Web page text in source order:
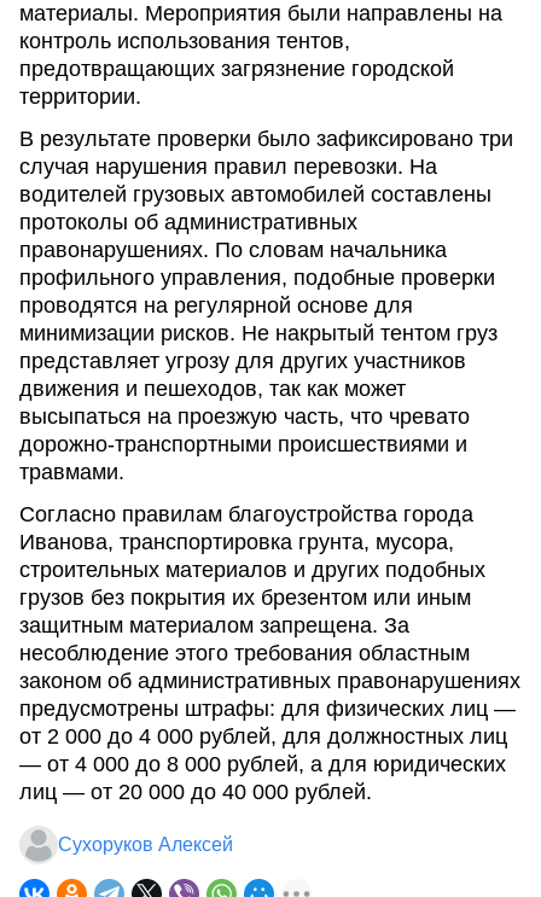
материалы. Мероприятия были направлены на
контроль использования тентов,
предотвращающих загрязнение городской
территории.
В результате проверки было зафиксировано три
случая нарушения правил перевозки. На
водителей грузовых автомобилей составлены
протоколы об административных
правонарушениях. По словам начальника
профильного управления, подобные проверки
проводятся на регулярной основе для
минимизации рисков. Не накрытый тентом груз
представляет угрозу для других участников
движения и пешеходов, так как может
высыпаться на проезжую часть, что чревато
дорожно-транспортными происшествиями и
травмами.
Согласно правилам благоустройства города
Иванова, транспортировка грунта, мусора,
строительных материалов и других подобных
грузов без покрытия их брезентом или иным
защитным материалом запрещена. За
несоблюдение этого требования областным
законом об административных правонарушениях
предусмотрены штрафы: для физических лиц —
от 2 000 до 4 000 рублей, для должностных лиц
— от 4 000 до 8 000 рублей, а для юридических
лиц — от 20 000 до 40 000 рублей.
Сухоруков Алексей